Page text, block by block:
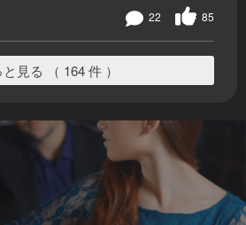
85
22
と見る （ 164 件 ）